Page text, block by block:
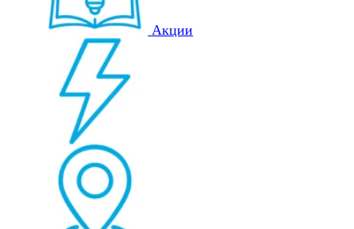
Акции